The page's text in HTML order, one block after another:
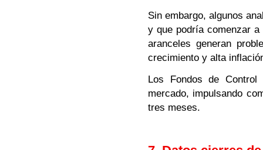
Sin embargo, algunos
y que podría comenzar
aranceles generan
crecimiento y alta
Los Fondos de
mercado, impulsando
tres meses.